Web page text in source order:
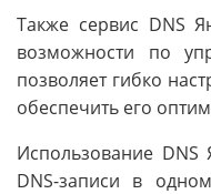
Также сервис DNS
возможности по
позволяет гибко
обеспечить его
Использование DNS
DNS-записи в